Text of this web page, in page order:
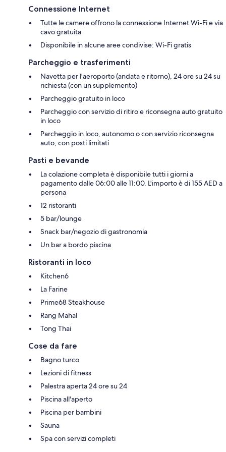
Connessione Internet
Tutte le camere offrono la connessione Internet Wi-Fi e via
cavo gratuita
Disponibile in alcune aree condivise: Wi-Fi gratis
Parcheggio e trasferimenti
Navetta per l'aeroporto (andata e ritorno), 24 ore su 24 su
richiesta (con un supplemento)
Parcheggio gratuito in loco
Parcheggio con servizio di ritiro e riconsegna auto gratuito
in loco
Parcheggio in loco, autonomo o con servizio riconsegna
auto, con posti limitati
Pasti e bevande
La colazione completa è disponibile tutti i giorni a
pagamento dalle 06:00 alle 11:00. L'importo è di 155 AED a
persona
12 ristoranti
5 bar/lounge
Snack bar/negozio di gastronomia
Un bar a bordo piscina
Ristoranti in loco
Kitchen6
La Farine
Prime68 Steakhouse
Rang Mahal
Tong Thai
Cose da fare
Bagno turco
Lezioni di fitness
Palestra aperta 24 ore su 24
Piscina all'aperto
Piscina per bambini
Sauna
Spa con servizi completi